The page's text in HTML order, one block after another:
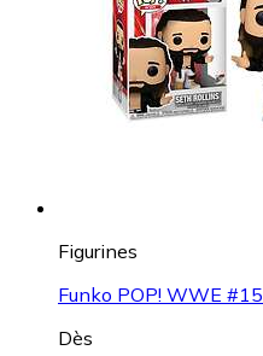
Figurines
Funko POP! WWE
Dès